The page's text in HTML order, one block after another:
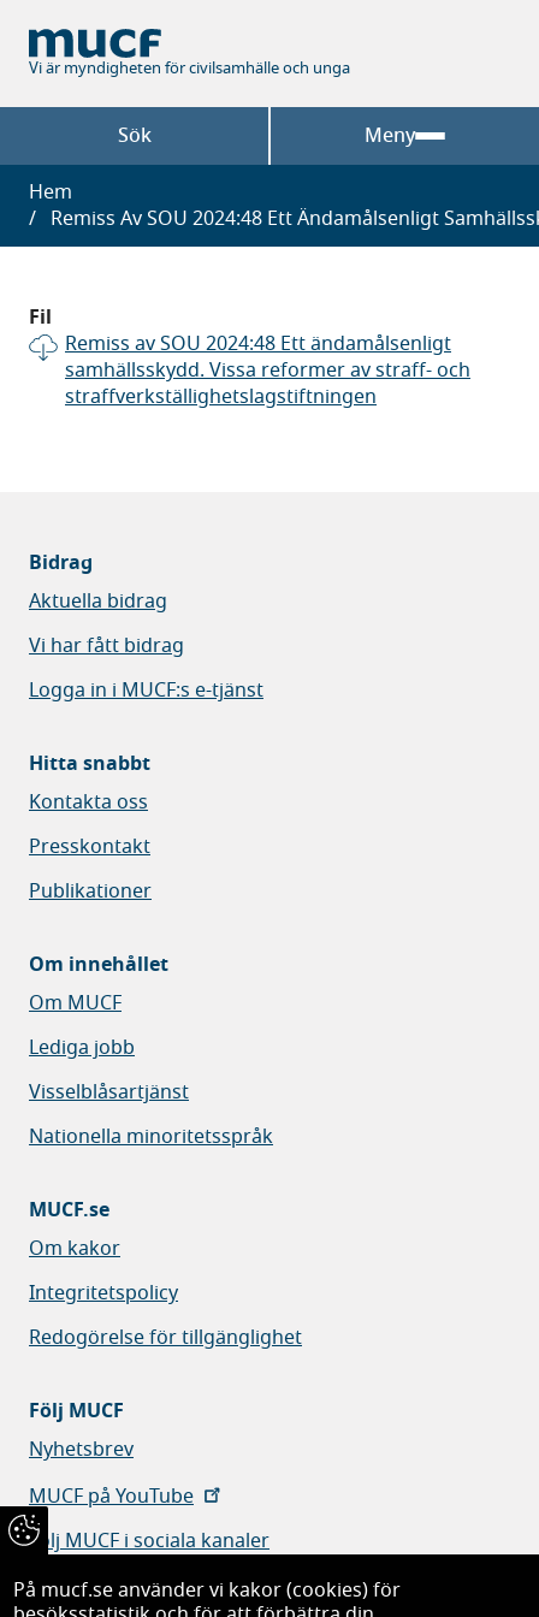
huvudinnehåll
Vi är myndigheten för civilsamhälle och unga
Sök Meny
Länkstig
Hem
Remiss Av SOU 2024:48 Ett Ändamålsenligt
Fil
Remiss av SOU 2024:48 Ett ändamålsenligt
samhällsskydd. Vissa reformer av straff- och
straffverkställighetslagstiftningen
Bidrag
Aktuella bidrag
Vi har fått bidrag
Logga in i MUCF:s e-tjänst
Hitta snabbt
Kontakta oss
Presskontakt
Publikationer
Om innehållet
Om MUCF
Lediga jobb
Visselblåsartjänst
Nationella minoritetsspråk
MUCF.se
Om kakor
Integritetspolicy
Redogörelse för tillgänglighet
Följ MUCF
Nyhetsbrev
MUCF på YouTube
Följ MUCF i sociala kanaler
På mucf.se använder vi kakor (cookies) för